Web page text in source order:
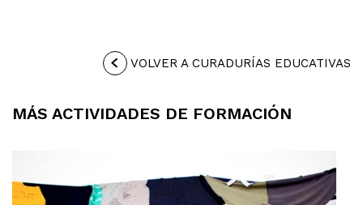
VOLVER A CURADURÍAS EDUCATIVAS
MÁS ACTIVIDADES DE FORMACIÓN